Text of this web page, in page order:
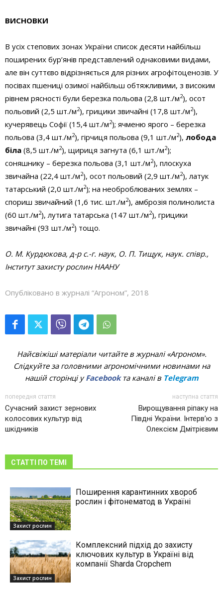
ВИСНОВКИ
В усіх степових зонах України список десяти найбільш
поширених бур’янів представлений однаковими видами,
але він суттєво відрізняється для різних агрофітоценозів. У
посівах пшениці озимої найбільш обтяжливими, з високим
рівнем рясності були березка польова (2,8 шт./м2), осот
польовий (2,5 шт./м2), грицики звичайні (17,8 шт./м2),
кучерявець Софії (15,4 шт./м2); ячменю ярого – березка
польова (3,4 шт./м2), гірчиця польова (9,1 шт./м2), лобода
біла (8,5 шт./м2), щириця загнута (6,1 шт./м2);
соняшнику – березка польова (3,1 шт./м2), плоскуха
звичайна (22,4 шт./м2), осот польовий (2,9 шт./м2), латук
татарський (2,0 шт./м2); на необроблюваних землях –
спориш звичайний (1,6 тис. шт./м2), амброзія полинолиста
(60 шт./м2), лутига татарська (147 шт./м2), грицики
звичайні (93 шт./м2) тощо.
О. М. Курдюкова, д-р с.-г. наук, О. П. Тищук, наук. співр.,
Інститут захисту рослин НААНУ
Опубліковано в журналі “Агроном”, 2018
Найсвіжіші матеріали читайте в журналі «Агроном».
Слідкуйте за головними агрономічними новинами на
нашій сторінці уFacebookта каналі в Telegram
попередня стаття
Сучасний захист зернових
колосових культур від
шкідників
наступна стаття
Вирощування ріпаку на
Півдні України. Інтерв’ю з
Олексієм Дмітрієвим
СТАТТІ ПО ТЕМІ
Захист рослин
Поширення карантинних хвороб
рослин і фітонематод в Україні
Захист рослин
Комплексний підхід до захисту
ключових культур в Україні від
компанії Sharda Cropchem